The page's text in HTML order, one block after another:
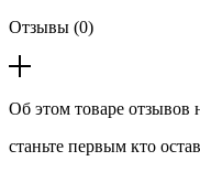
Отзывы (0)
Об этом товаре отзывов
станьте первым кто